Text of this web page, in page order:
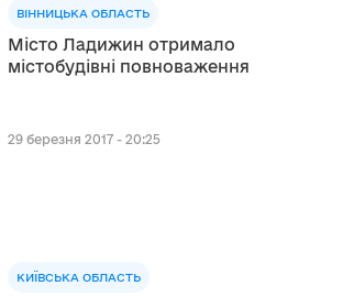
ВІННИЦЬКА ОБЛАСТЬ
Місто Ладижин отримало
містобудівні повноваження
29 березня 2017 - 20:25
КИЇВСЬКА ОБЛАСТЬ